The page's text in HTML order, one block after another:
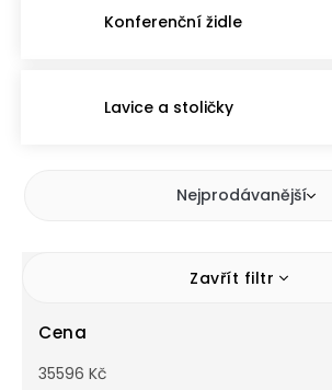
Konferenční židle
Lavice a stoličky
Nejprodávanější
Zavřít filtr
Cena
35596 Kč